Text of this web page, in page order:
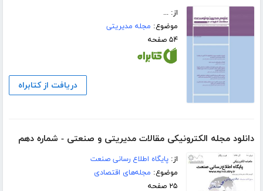
از: ...
موضوع: مجله مدیریتی
۵۴ صفحه
دریافت از کتابراه
دانلود مجله الکترونیکی مقالات مدیریتی و صنعتی - شماره دهم
از:پایگاه اطلاع رسانی صنعت
موضوع: مجله‌های اقتصادی
۲۵ صفحه